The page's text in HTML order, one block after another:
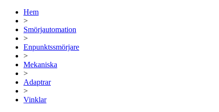
Hem
>
Smörjautomation
>
Enpunktssmörjare
>
Mekaniska
>
Adaptrar
>
Vinklar